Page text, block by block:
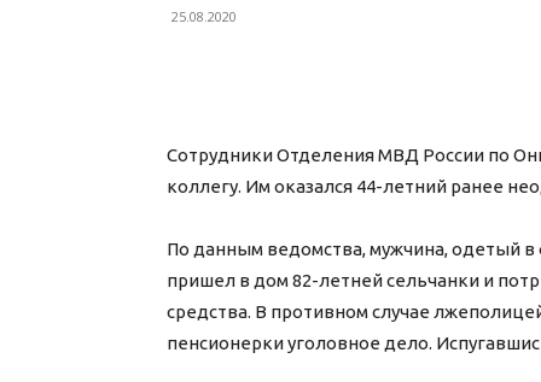
25.08.2020
Сотрудники Отделения МВД России по
коллегу. Им оказался 44-летний ранее
По данным ведомства, мужчина, одетый
пришел в дом 82-летней сельчанки и
средства. В противном случае
пенсионерки уголовное дело.